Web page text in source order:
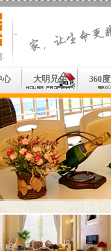
心 大明兄弟 360